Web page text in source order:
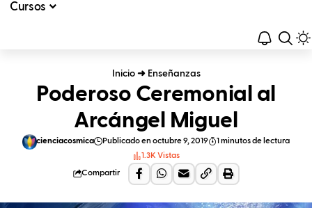
Cursos
Inicio➜ Enseñanzas
Poderoso Ceremonial al
Arcángel Miguel
cienciacosmica Publicado en octubre 9, 2019
1 minutos de lectura
1.3K Vistas
Compartir